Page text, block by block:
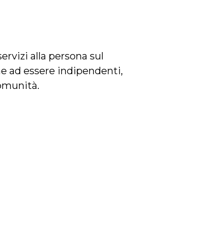
alla persona sul
ad essere indipendenti,